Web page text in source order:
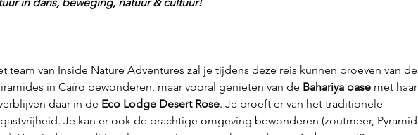
team van Inside Nature Adventures zal je tijdens deze reis kunnen proeven van de
in Caïro bewonderen, maar vooral genieten van de Bahariya oase met haar
daar in de Eco Lodge Desert Rose. Je proeft er van het traditionele
Je kan er ook de prachtige omgeving bewonderen (zoutmeer, Pyramid